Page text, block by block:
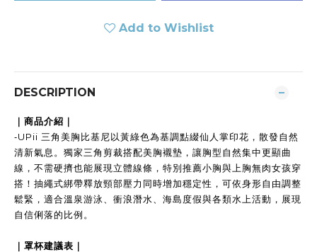
Add to Wishlist
DESCRIPTION
｜商品介紹｜
-UPii 三角美胸比基尼以黃綠色為基調點綴仙人掌印花，散發自然
清新氣息。獨家三角剪裁搭配美胸襯墊，讓胸型自然集中更顯曲
線，不需硬擠也能展現立體線條，特別推薦小胸與上胸無肉女孩穿
搭！抽繩式綁帶釋放頸部壓力同時增加穩定性 ， 可依身形自由調整
鬆緊，適合溫泉游泳、衝浪潛水、海島度假與各類水上活動，展現
自信俐落的比例。
｜罩杯建議表｜